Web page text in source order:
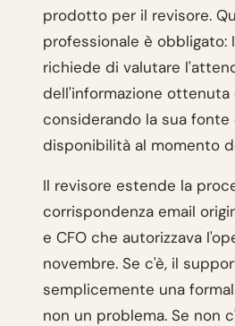
prodotto per il revisore.
professionale è obbligato:
richiede di valutare
dell'informazione ottenuta
considerando la sua fonte
disponibilità al momento
Il revisore estende la
corrispondenza email
e CFO che autorizzava
novembre. Se c'è, il
semplicemente una
non un problema. Se non